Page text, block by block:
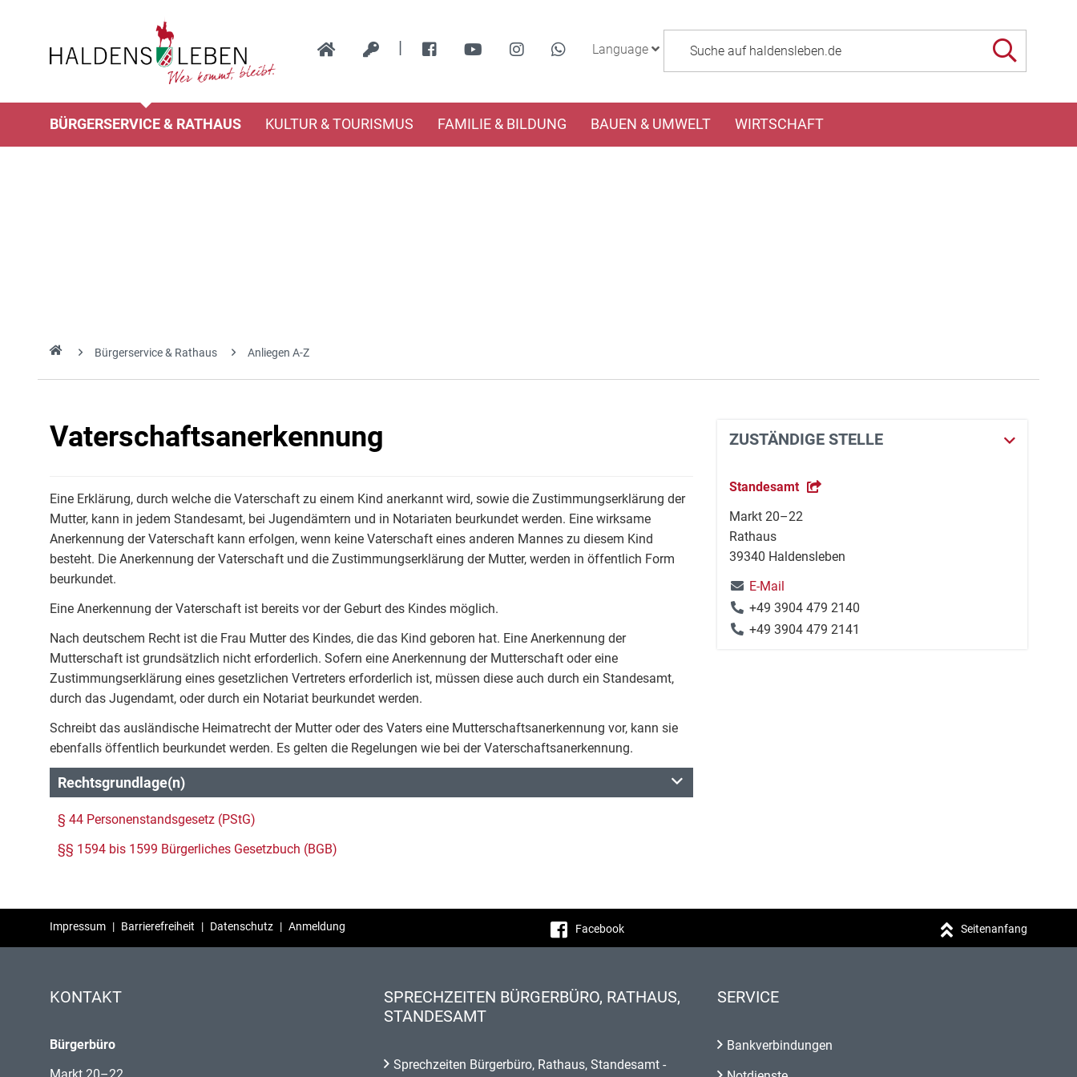
| Language
BÜRGERSERVICE & RATHAUS KULTUR & TOURISMUS FAMILIE & BILDUNG BAUEN & UMWELT WIRTSCHAFT
Bürgerservice & Rathaus Anliegen A-Z
Vaterschaftsanerkennung
Eine Erklärung, durch welche die Vaterschaft zu einem Kind anerkannt wird, sowie die Zustimmungserklärung der
Mutter, kann in jedem Standesamt, bei Jugendämtern und in Notariaten beurkundet werden. Eine wirksame
Anerkennung der Vaterschaft kann erfolgen, wenn keine Vaterschaft eines anderen Mannes zu diesem Kind
besteht. Die Anerkennung der Vaterschaft und die Zustimmungserklärung der Mutter, werden in öffentlich Form
beurkundet.
Eine Anerkennung der Vaterschaft ist bereits vor der Geburt des Kindes möglich.
Nach deutschem Recht ist die Frau Mutter des Kindes, die das Kind geboren hat. Eine Anerkennung der
Mutterschaft ist grundsätzlich nicht erforderlich. Sofern eine Anerkennung der Mutterschaft oder eine
Zustimmungserklärung eines gesetzlichen Vertreters erforderlich ist, müssen diese auch durch ein Standesamt,
durch das Jugendamt, oder durch ein Notariat beurkundet werden.
Schreibt das ausländische Heimatrecht der Mutter oder des Vaters eine Mutterschaftsanerkennung vor, kann sie
ebenfalls öffentlich beurkundet werden. Es gelten die Regelungen wie bei der Vaterschaftsanerkennung.
Rechtsgrundlage(n)
§ 44 Personenstandsgesetz (PStG)
§§ 1594 bis 1599 Bürgerliches Gesetzbuch (BGB)
ZUSTÄNDIGE STELLE
Standesamt
Markt 20–22
Rathaus
39340 Haldensleben
E-Mail
+49 3904 479 2140
+49 3904 479 2141
Impressum | Barrierefreiheit | Datenschutz | Anmeldung Facebook Seitenanfang
KONTAKT
Bürgerbüro
SPRECHZEITEN BÜRGERBÜRO, RATHAUS,
STANDESAMT
Sprechzeiten Bürgerbüro, Rathaus, Standesamt -
SERVICE
Bankverbindungen